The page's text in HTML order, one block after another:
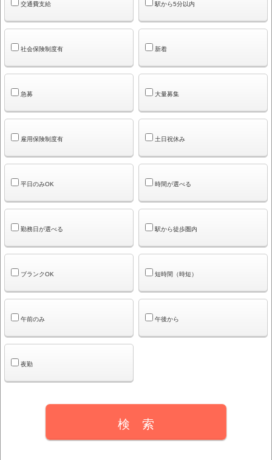
交通費支給 駅から5分以内
社会保険制度有 新着
急募 大量募集
雇用保険制度有 土日祝休み
平日のみOK 時間が選べる
勤務日が選べる 駅から徒歩圏内
ブランクOK 短時間（時短）
午前のみ 午後から
夜勤